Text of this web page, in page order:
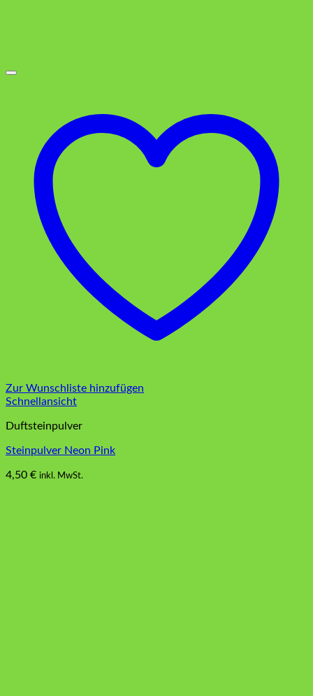
Zur Wunschliste hinzufügen
Schnellansicht
Duftsteinpulver
Steinpulver Neon Pink
4,50 € inkl. MwSt.